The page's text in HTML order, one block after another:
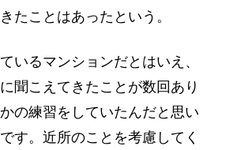
たことはあったという。
いるマンションだとはいえ、
聞こえてきたことが数回あり
の練習をしていたんだと思い
す。近所のことを考慮してく